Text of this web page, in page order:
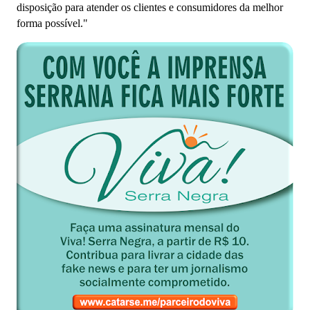
disposição para atender os clientes e consumidores da melhor
forma possível."